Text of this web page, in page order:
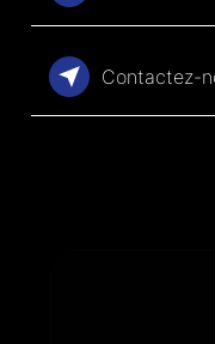
Contactez-